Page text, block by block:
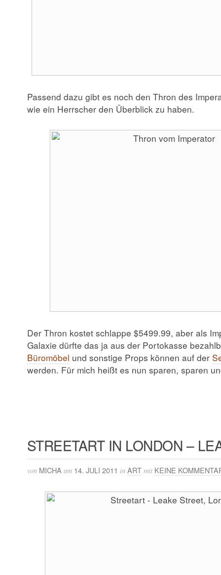
Passend dazu gibt es noch den Thron des
wie ein Herrscher den Überblick zu haben.
Der Thron kostet schlappe $5499.99, aber als
Galaxie dürfte das ja aus der Portokasse
Büromöbel und sonstige Props können auf der
werden. Für mich heißt es nun sparen, sparen
STREETART IN LONDON –
von MICHA am 14. JULI 2011 in ART mit KEINE